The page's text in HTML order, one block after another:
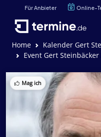
Für Anbieter Online-
Home
Kalender Gert
Event Gert Steinbäcker
Mag ich